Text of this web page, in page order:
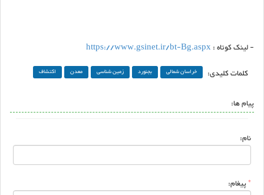
- لینک کوتاه : https://www.gsinet.ir/bt-Bg.aspx
کلمات کلیدی:
خراسان شمالی بجنورد زمین شناسی معدن اکتشاف
پیام ها:
نام:
*پیغام: